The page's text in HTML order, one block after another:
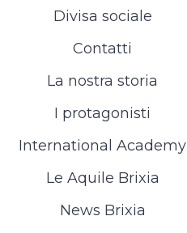
Divisa sociale
Contatti
La nostra storia
I protagonisti
International Academy
Le Aquile Brixia
News Brixia